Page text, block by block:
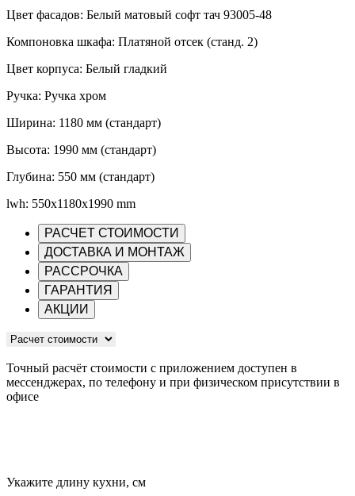
Цвет фасадов: Белый матовый софт тач 93005-48
Компоновка шкафа: Платяной отсек (станд. 2)
Цвет корпуса: Белый гладкий
Ручка: Ручка хром
Ширина: 1180 мм (стандарт)
Высота: 1990 мм (стандарт)
Глубина: 550 мм (стандарт)
lwh: 550x1180x1990 mm
РАСЧЕТ СТОИМОСТИ
ДОСТАВКА И МОНТАЖ
РАССРОЧКА
ГАРАНТИЯ
АКЦИИ
Точный расчёт стоимости с приложением доступен в
мессенджерах, по телефону и при физическом присутствии в
офисе
Укажите длину кухни, см